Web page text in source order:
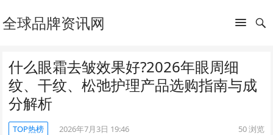
全球品牌资讯网
什么眼霜去皱效果好?2026年眼周细
纹、干纹、松弛护理产品选购指南与成
分解析
TOP热榜 2026年7月3日 19:46 50浏览